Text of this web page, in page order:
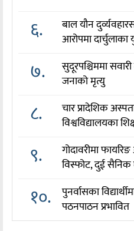
६.
बाल यौन
आरोपमा
७.
सुदूरपश्चिममा
जनाको मृत्यु
८.
चार प्रादेशिक
विश्वविद्यालयका
९.
गोदावरीमा
विस्फोट, दुई सैनिक
१०.
पुनर्वासका
पठनपाठन प्रभावित